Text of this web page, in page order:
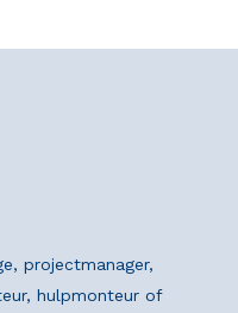
projectmanager,
hulpmonteur of